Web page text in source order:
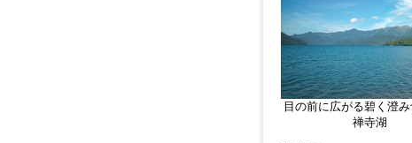
目の前に広がる碧く澄
禅寺湖